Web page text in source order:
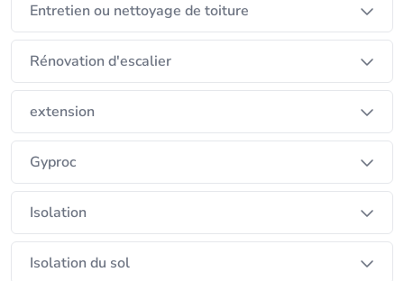
Entretien ou nettoyage de toiture
Rénovation d'escalier
extension
Gyproc
Isolation
Isolation du sol